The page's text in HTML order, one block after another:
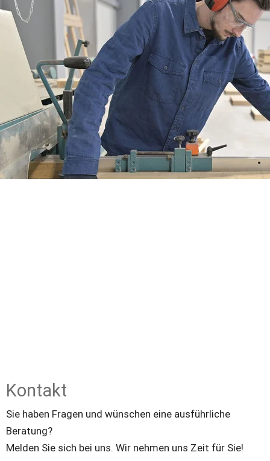
Kontakt
Sie haben Fragen und wünschen eine ausführliche
Beratung?
Melden Sie sich bei uns. Wir nehmen uns Zeit für Sie!